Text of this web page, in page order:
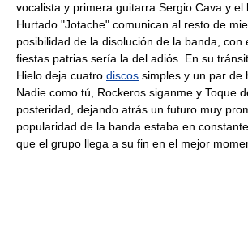
vocalista y primera guitarra Sergio Cava y el
Hurtado "Jotache" comunican al resto de
posibilidad de la disolución de la banda, con
fiestas patrias sería la del adiós. En su
Hielo deja cuatro discos simples y un par de
Nadie como tú, Rockeros siganme y Toque
posteridad, dejando atrás un futuro muy
popularidad de la banda estaba en
que el grupo llega a su fin en el mejor